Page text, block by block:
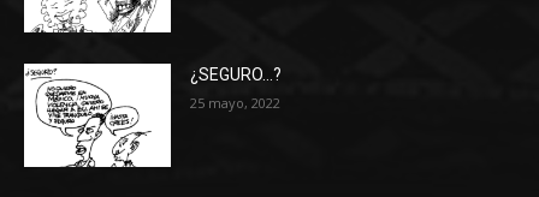
¿SEGURO…?
25 mayo, 2022